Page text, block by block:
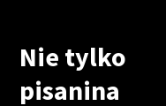
Nie tylko
pisanina